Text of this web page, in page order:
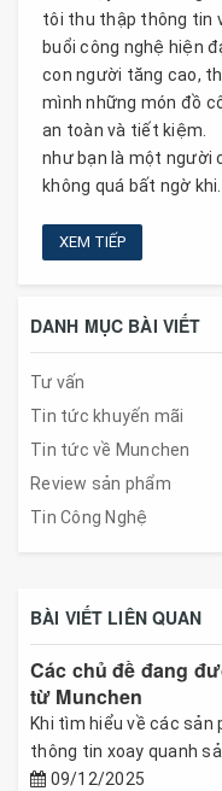
tôi thu thập thông tin
buổi công nghệ hiện
con người tăng cao,
mình những món đồ
an toàn và tiết kiệm.
như bạn là một người
không quá bất ngờ khi...
XEM TIẾP
DANH MỤC BÀI VIẾT
Tư vấn
Tin tức khuyến mãi
Tin tức về Munchen
Review sản phẩm
Tin Công Nghệ
BÀI VIẾT LIÊN QUAN
Các chủ đề đang
từ Munchen
Khi tìm hiểu về các
thông tin xoay quanh
09/12/2025